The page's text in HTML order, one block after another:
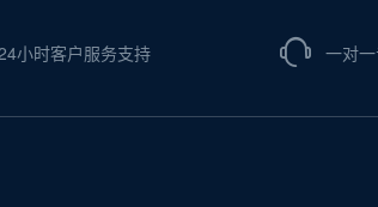
小时客户服务支持 一对